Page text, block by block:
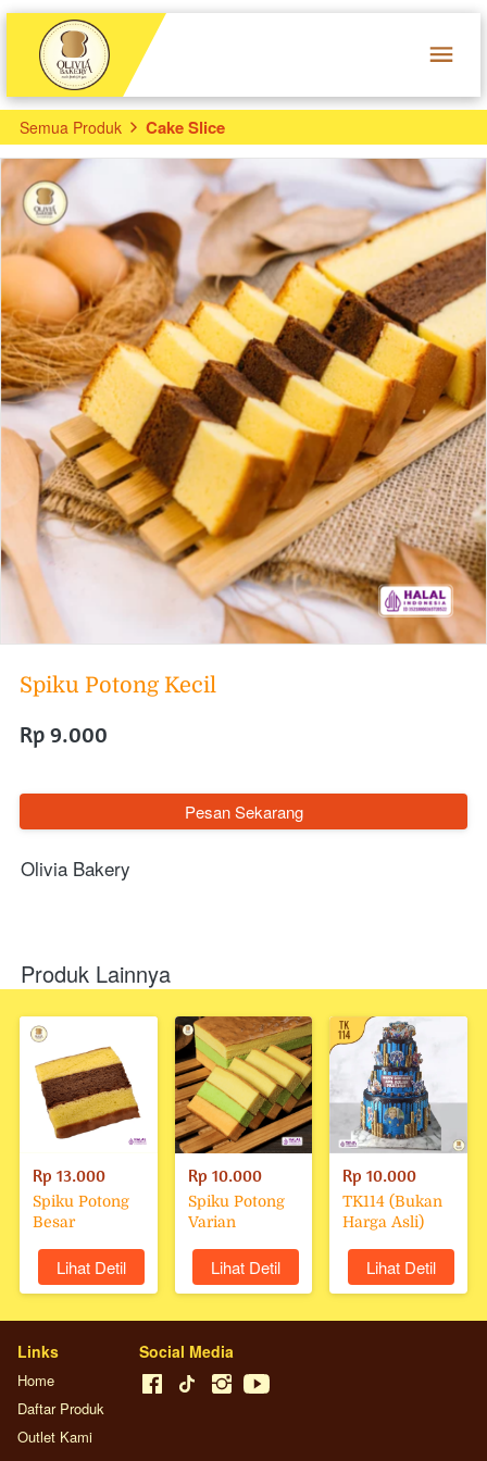
Semua Produk Cake Slice
Spiku Potong Kecil
Rp 9.000
`Pesan Sekarang
Olivia Bakery
Produk Lainnya
Rp 13.000
Spiku Potong
Besar
`Lihat Detil
Rp 10.000
Spiku Potong
Varian
`Lihat Detil
Rp 10.000
TK114 (Bukan
Harga Asli)
`Lihat Detil
Links
Home
Daftar Produk
Outlet Kami
Social Media